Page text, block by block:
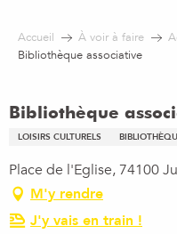
contenu
Accueil À voir à faire
Bibliothèque associative
Bibliothèque
LOISIRS CULTURELS
Place de l'Eglise, 74100
M'y rendre
J'y vais en train !